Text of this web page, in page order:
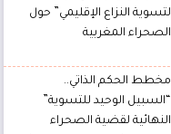
لتسوية النزاع الإقليمي” حول
الصحراء المغربية
مخطط الحكم الذاتي..
“السبيل الوحيد للتسوية”
النهائية لقضية الصحراء